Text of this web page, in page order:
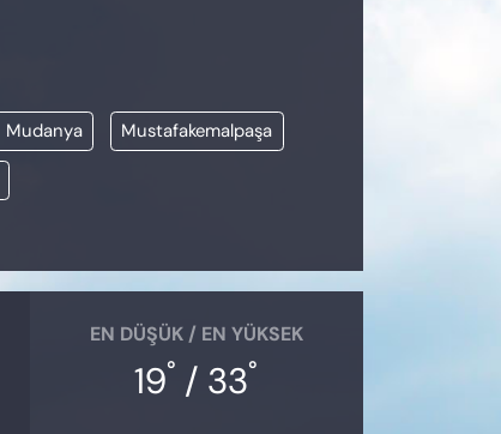
Mudanya Mustafakemalpaşa
EN DÜŞÜK / EN YÜKSEK
19° / 33°